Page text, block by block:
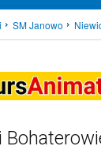
SM Janowo